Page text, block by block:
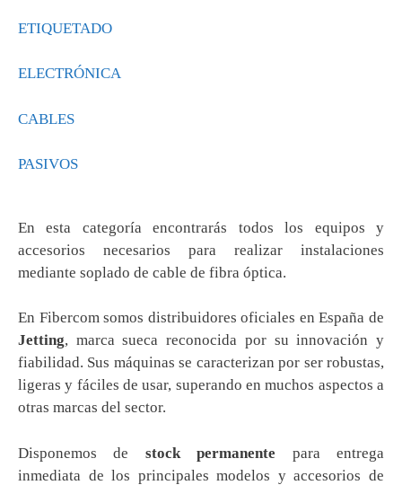
ETIQUETADO
ELECTRÓNICA
CABLES
PASIVOS
En esta categoría encontrarás todos los equipos y
accesorios necesarios para realizar instalaciones
mediante soplado de cable de fibra óptica.
En Fibercom somos distribuidores oficiales en España de
Jetting, marca sueca reconocida por su innovación y
fiabilidad. Sus máquinas se caracterizan por ser robustas,
ligeras y fáciles de usar, superando en muchos aspectos a
otras marcas del sector.
Disponemos de stock permanente para entrega
inmediata de los principales modelos y accesorios de